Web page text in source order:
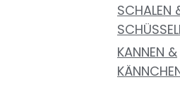
SCHALEN
KANNEN &